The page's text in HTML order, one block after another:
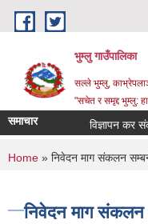
Skip to main content
भुम्लु गाउँपालिका
सल्ले भुम्लु,
"सचेत र समृद्द भुम्लु:
समाचार विज्ञापन कर
You are here
Home » निवेदन माग संकलन
निवेदन माग संकलन